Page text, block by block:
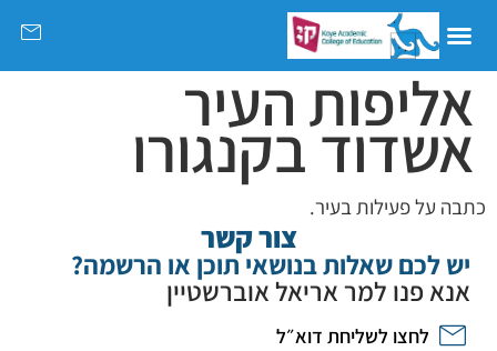
אליפות העיר
אשדוד בקנגורו
כתבה על פעילות בעיר.
צור קשר
יש לכם שאלות בנושאי תוכן או הרשמה?
אנא פנו למר אריאל אוברשטיין
לחצו לשליחת דוא״ל